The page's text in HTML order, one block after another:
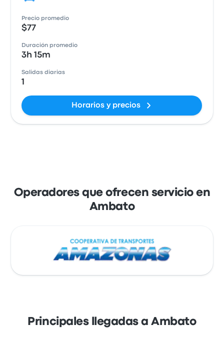
Precio promedio
$77
Duración promedio
3h 15m
Salidas diarias
1
Horarios y precios
Operadores que ofrecen servicio en
Ambato
Principales llegadas a Ambato